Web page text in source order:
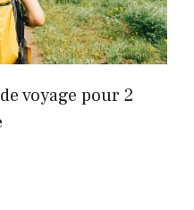
voyage pour 2